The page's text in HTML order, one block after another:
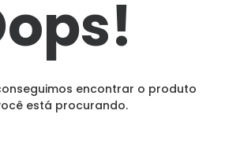
encontrar o produto
está procurando.